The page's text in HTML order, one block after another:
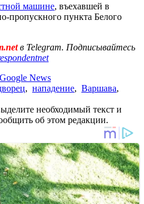
машине, въехавшей в
пропускного пункта Белого
в Telegram. Подписывайтесь
News
, нападение, Варшава,
необходимый текст и
об этом редакции.